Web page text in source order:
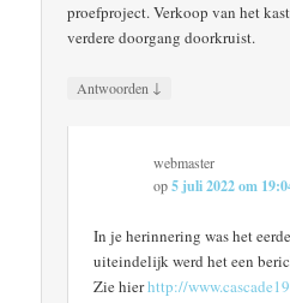
proefproject. Verkoop van het
verdere doorgang doorkruist.
Antwoorden ↓
webmaster
op5 juli 2022 om
In je herinnering was het
uiteindelijk werd het een
Zie hierhttp://